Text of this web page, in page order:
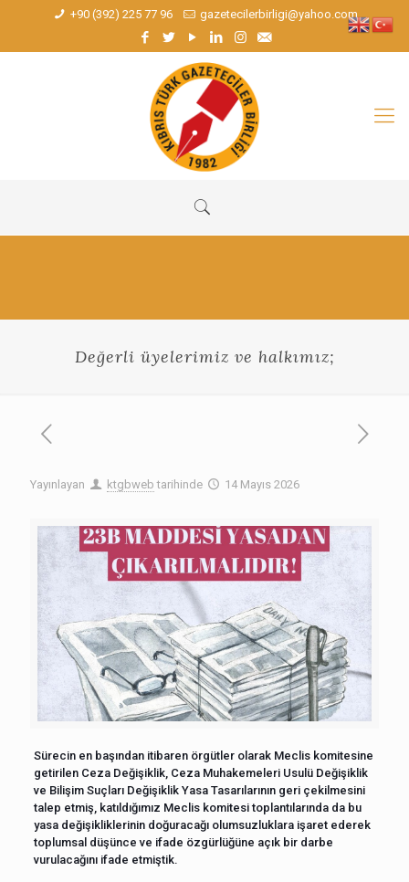
+90 (392) 225 77 96 gazetecilerbirligi@yahoo.com
Değerli üyelerimiz ve halkımız;
Yayınlayan ktgbweb tarihinde 14 Mayıs 2026
Sürecin en başından itibaren örgütler olarak Meclis komitesine
getirilen Ceza Değişiklik, Ceza Muhakemeleri Usulü Değişiklik
ve Bilişim Suçları Değişiklik Yasa Tasarılarının geri çekilmesini
talep etmiş, katıldığımız Meclis komitesi toplantılarında da bu
yasa değişikliklerinin doğuracağı olumsuzluklara işaret ederek
toplumsal düşünce ve ifade özgürlüğüne açık bir darbe
vurulacağını ifade etmiştik.